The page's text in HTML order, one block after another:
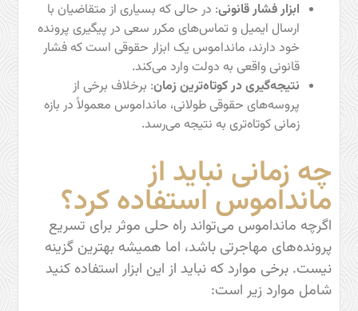
ابزار فشار قانونی: در حالی که بسیاری از متقاضیان با
ارسال ایمیل و تماس‌های مکرر سعی در پیگیری پرونده
خود دارند، مانداموس یک ابزار حقوقی است که فشار
قانونی واقعی به دولت وارد می‌کند.
نتیجه‌گیری در کوتاه‌ترین زمان: برخلاف برخی از
پروسه‌های حقوقی طولانی، مانداموس معمولاً در بازه
زمانی کوتاه‌تری به نتیجه می‌رسد.
چه زمانی نباید از
مانداموس استفاده کرد؟
اگرچه مانداموس می‌تواند راه حلی موثر برای تسریع
پرونده‌های مهاجرتی باشد، اما همیشه بهترین گزینه
نیست. برخی موارد که نباید از این ابزار استفاده کنید
شامل موارد زیر است: